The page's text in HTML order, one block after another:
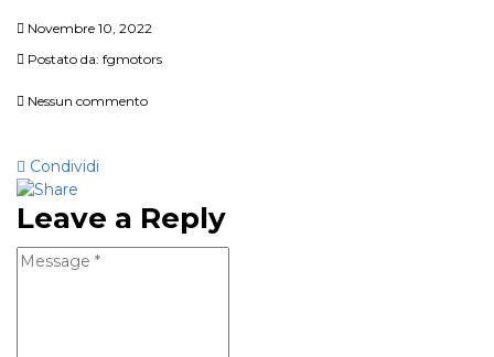
Novembre 10, 2022
Postato da: fgmotors
Nessun commento
Condividi
Leave a Reply